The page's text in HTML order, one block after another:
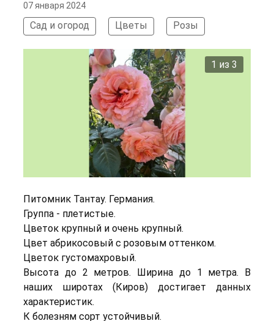
07 января 2024
Сад и огород Цветы Розы
2 из 3
Питомник Тантау. Германия.
Группа - плетистые.
Цветок крупный и очень крупный.
Цвет абрикосовый с розовым оттенком.
Цветок густомахровый.
Высота до 2 метров. Ширина до 1 метра. В
наших широтах (Киров) достигает данных
характеристик.
К болезням сорт устойчивый.